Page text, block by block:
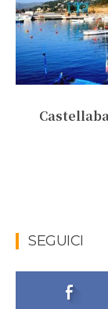
SEGUICI